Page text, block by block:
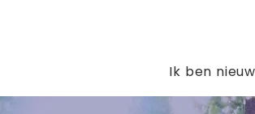
Ik ben nieuw